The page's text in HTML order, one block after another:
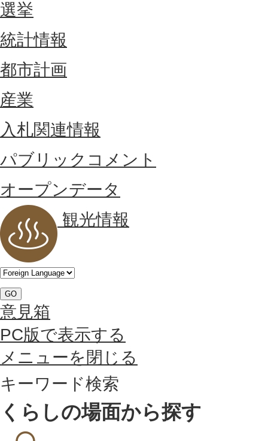
選挙
統計情報
都市計画
産業
入札関連情報
パブリックコメント
オープンデータ
観光情報
GO
意見箱
PC版で表示する
メニューを閉じる
キーワード検索
くらしの場面から探す